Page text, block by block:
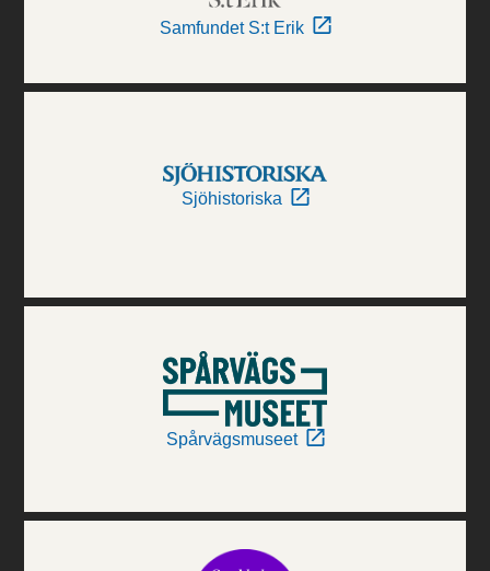
Samfundet S:t Erik
Sjöhistoriska
Spårvägsmuseet